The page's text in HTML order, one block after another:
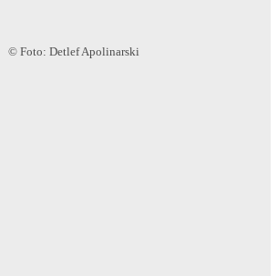
© Foto: Detlef Apolinarski